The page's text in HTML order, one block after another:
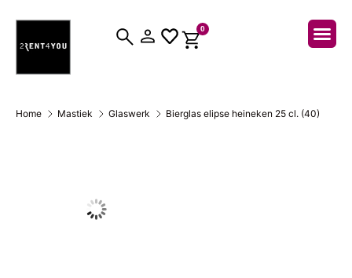
0
Home Mastiek Glaswerk Bierglas elipse heineken 25 cl. (40)